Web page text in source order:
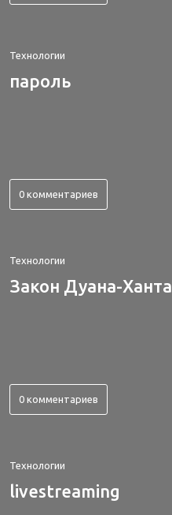
Технологии
пароль
0 комментариев
Технологии
Закон Дуана-Ханта
0 комментариев
Технологии
livestreaming